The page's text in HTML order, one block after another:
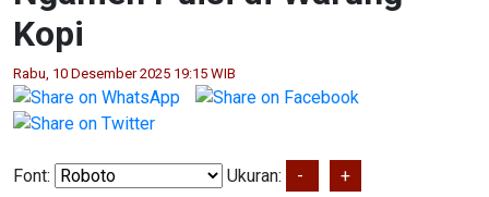
Kopi
Rabu, 10 Desember 2025 19:15 WIB
Font: Ukuran: - +